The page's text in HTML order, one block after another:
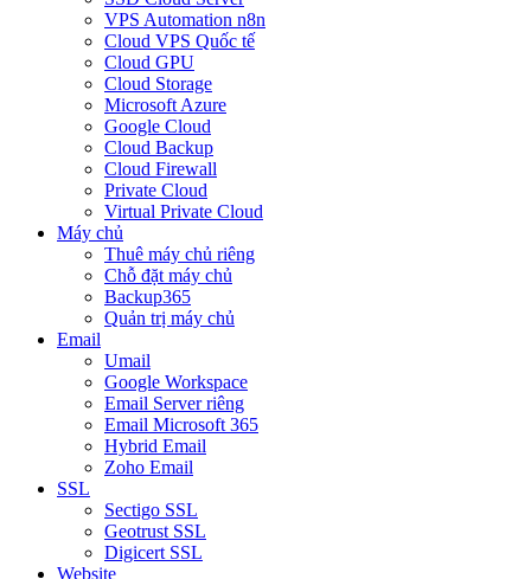
VPS Automation n8n
Cloud VPS Quốc tế
Cloud GPU
Cloud Storage
Microsoft Azure
Google Cloud
Cloud Backup
Cloud Firewall
Private Cloud
Virtual Private Cloud
Máy chủ
Thuê máy chủ riêng
Chỗ đặt máy chủ
Backup365
Quản trị máy chủ
Email
Umail
Google Workspace
Email Server riêng
Email Microsoft 365
Hybrid Email
Zoho Email
SSL
Sectigo SSL
Geotrust SSL
Digicert SSL
Website